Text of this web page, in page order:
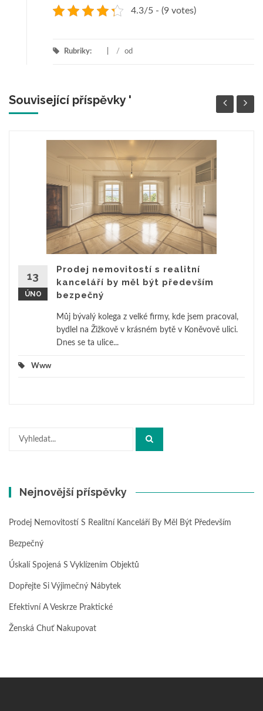
4.3/5 - (9 votes)
Rubriky: / od
Související příspěvky '
13
ÚNO
Prodej nemovitostí s realitní
kanceláří by měl být především
bezpečný
Můj bývalý kolega z velké firmy, kde jsem pracoval,
bydlel na Žižkově v krásném bytě v Koněvově ulici.
Dnes se ta ulice...
Www
Nejnovější příspěvky
Prodej Nemovitostí S Realitní Kanceláří By Měl Být Především
Bezpečný
Úskalí Spojená S Vyklízením Objektů
Dopřejte Si Výjimečný Nábytek
Efektivní A Veskrze Praktické
Ženská Chuť Nakupovat